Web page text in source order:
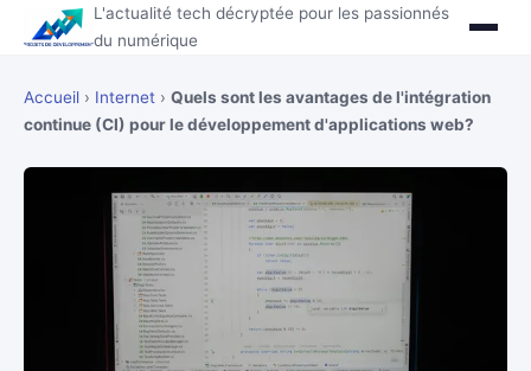
L'actualité tech décryptée pour les passionnés
du numérique
Accueil › Internet › Quels sont les avantages de l'intégration
continue (CI) pour le développement d'applications web?